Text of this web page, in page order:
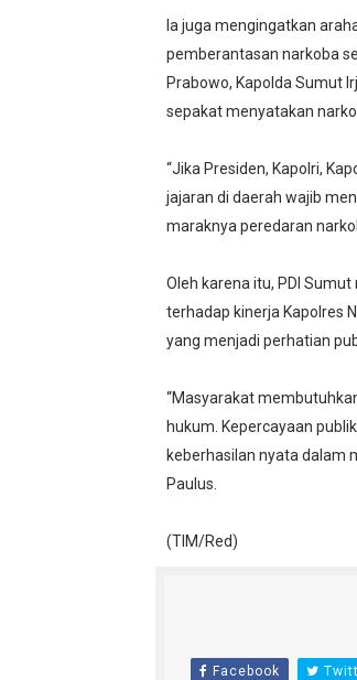
Ia juga mengingatkan
pemberantasan narkoba
Prabowo, Kapolda Sumut
sepakat menyatakan
“Jika Presiden, Kapolri,
jajaran di daerah wajib
maraknya peredaran
Oleh karena itu, PDI
terhadap kinerja Kapolres
yang menjadi perhatian
“Masyarakat
hukum. Kepercayaan
keberhasilan nyata dalam
Paulus.
(TIM/Red)
Facebook